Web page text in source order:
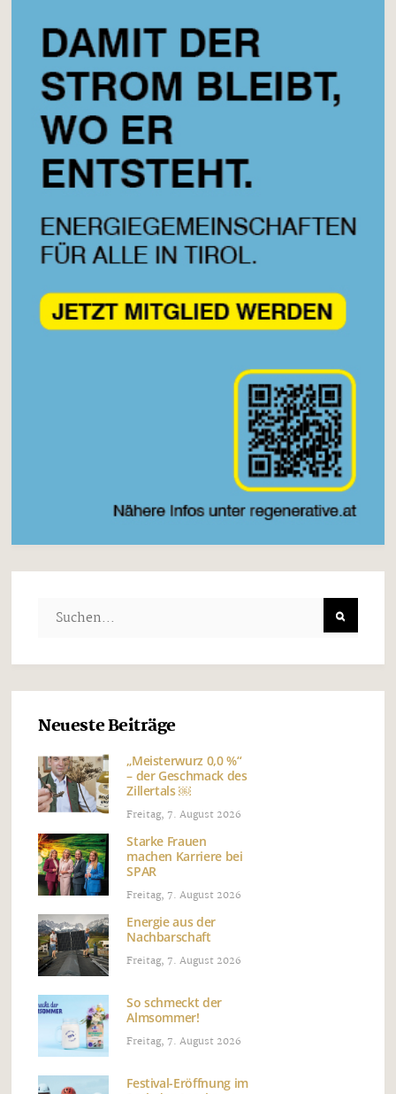
Neueste Beiträge
„Meisterwurz 0,0 %“
– der Geschmack des
Zillertals ￼
Freitag, 7. August 2026
Starke Frauen
machen Karriere bei
SPAR
Freitag, 7. August 2026
Energie aus der
Nachbarschaft
Freitag, 7. August 2026
So schmeckt der
Almsommer!
Freitag, 7. August 2026
Festival-Eröffnung im